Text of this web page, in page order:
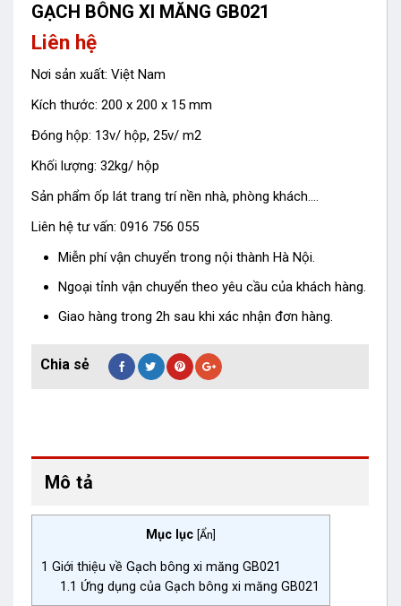
GẠCH BÔNG XI MĂNG GB021
Liên hệ
Nơi sản xuất: Việt Nam
Kích thước: 200 x 200 x 15 mm
Đóng hộp: 13v/ hộp, 25v/ m2
Khối lượng: 32kg/ hộp
Sản phẩm ốp lát trang trí nền nhà, phòng khách….
Liên hệ tư vấn: 0916 756 055
Miễn phí vận chuyển trong nội thành Hà Nội.
Ngoại tỉnh vận chuyển theo yêu cầu của khách hàng.
Giao hàng trong 2h sau khi xác nhận đơn hàng.
Mô tả
Mục lục Ẩn
1 Giới thiệu về Gạch bông xi măng GB021
1.1 Ứng dụng của Gạch bông xi măng GB021